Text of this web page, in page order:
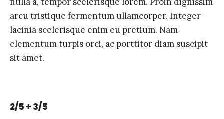
arcu tristique fermentum ullamcorper. Integer
lacinia scelerisque enim eu pretium. Nam
elementum turpis orci, ac porttitor diam suscipit
sit amet.
2/5 + 3/5